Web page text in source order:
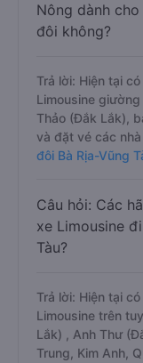
Nông dành
đôi không?
Trả lời: Hiện tại
Limousine
Thảo (Đắk Lắk),
và đặt vé các
đôi Bà Rịa-Vũng
Câu hỏi: Các
xe Limousine
Tàu?
Trả lời: Hiện tại
Limousine trên
Lắk) , Anh Thư
Trung, Kim Anh,